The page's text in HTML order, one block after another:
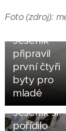
Foto (zdroj):
Jeseník
připravil
první čtyři
byty pro
mladé
20.06.2026
Město
Jeseník si
pořídilo